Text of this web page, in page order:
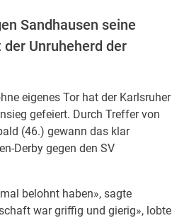
Sandhausen seine
Unruheherd der
eigenes Tor hat der Karlsruher
gefeiert. Durch Treffer von
(46.) gewann das klar
Derby gegen den SV
belohnt haben», sagte
war griffig und gierig», lobte